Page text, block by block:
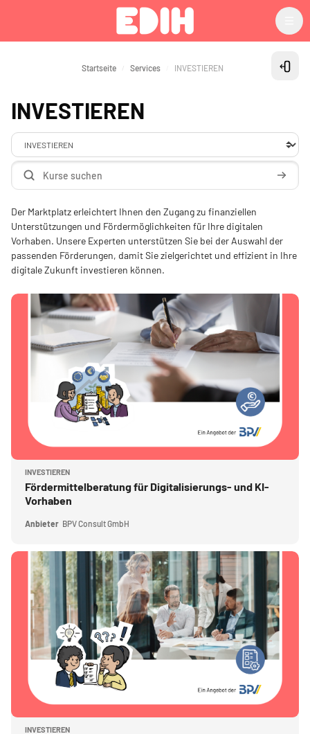
Startseite Services INVESTIEREN
INVESTIEREN
Servicebereiche
Kurse suchen Kurse
Der Marktplatz erleichtert Ihnen den Zugang zu finanziellen
Unterstützungen und Fördermöglichkeiten für Ihre digitalen
Vorhaben. Unsere Experten unterstützen Sie bei der Auswahl der
passenden Förderungen, damit Sie zielgerichtet und effizient in Ihre
digitale Zukunft investieren können.
Kursbild" Fördermittelberatung für Digitalisierungs- und KI-Vorhaben
Kursbild
INVESTIEREN
Kursname
Fördermittelberatung für Digitalisierungs- und KI-
Vorhaben
Anbieter BPV Consult GmbH
Kursbild" Beschaffungsberatung für Digitalisierungs- und KI-Vorhaben
Kursbild
INVESTIEREN